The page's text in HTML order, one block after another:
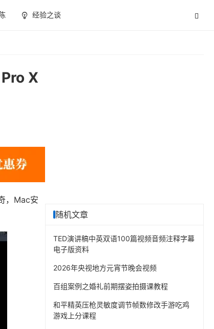
经验之谈
X
，Mac安
随机文章
TED演讲稿中英双语100篇视频音频注释字幕
电子版资料
2026年央视地方元宵节晚会视频
百组案例之婚礼前期摆姿拍摄课教程
和平精英压枪灵敏度调节帧数修改手游吃鸡
游戏上分课程